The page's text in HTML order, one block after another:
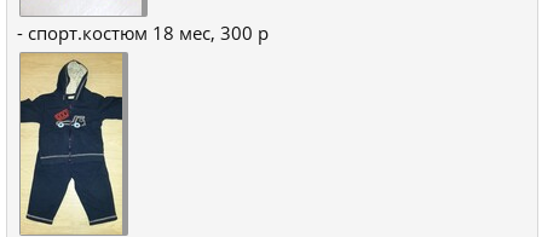
- спорт.костюм 18 мес, 300 р